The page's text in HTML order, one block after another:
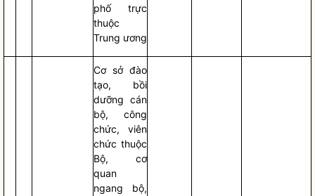
phố trực
thuộc
Trung ương
Cơ sở đào
tạo, bồi
dưỡng cán
bộ, công
chức, viên
chức thuộc
Bộ, cơ
quan
ngang bộ,